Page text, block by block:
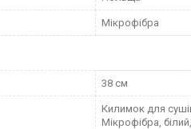
Мікрофібра
38 см
Килимок для
Мікрофібра,